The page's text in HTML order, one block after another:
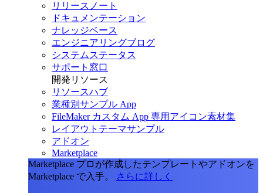
リリースノート
ドキュメンテーション
ナレッジベース
エンジニアリングブログ
システムステータス
サポート窓口
開発リソース
リソースハブ
業種別サンプル App
FileMaker カスタム App 専用アイコン素材集
レイアウトテーマサンプル
アドオン
Marketplace
Marketplace プロが作成したテンプレートやアドオンを
Marketplace で入手。
さらに詳しく